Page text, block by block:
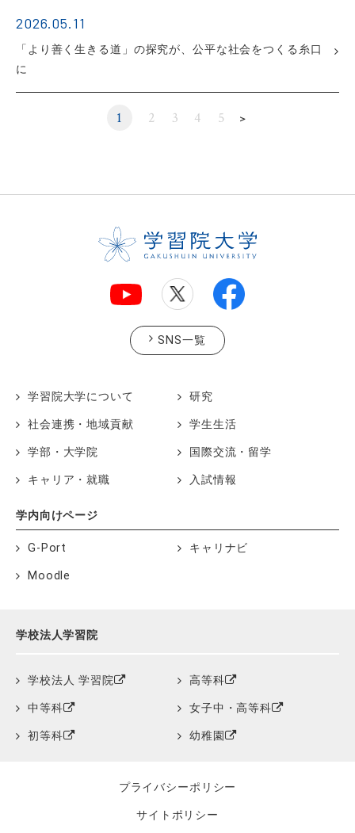
2026.05.11
「より善く生きる道」の探究が、公平な社会をつくる糸口
に
1 2 3 4 5 ＞
SNS一覧
学習院大学について 研究
社会連携・地域貢献 学生生活
学部・大学院 国際交流・留学
キャリア・就職 入試情報
学内向けページ
G-Port キャリナビ
Moodle
学校法人学習院
学校法人 学習院 高等科
中等科 女子中・高等科
初等科 幼稚園
プライバシーポリシー
サイトポリシー